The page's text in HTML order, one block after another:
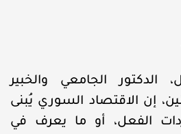
الجامعي والخبير
إن الاقتصاد السوري يُبنى
الفعل، أو ما يعرف في